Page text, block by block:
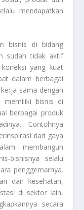
mendapatkan
bisnis di bidang
sudah tidak aktif
yang kuat
dalam berbagai
sama dengan
memiliki bisnis di
berbagai produk
Contohnya
dari gaya
membangun
bisnisnya selalu
penggemarnya.
dan kesehatan,
di sektor lain,
secara